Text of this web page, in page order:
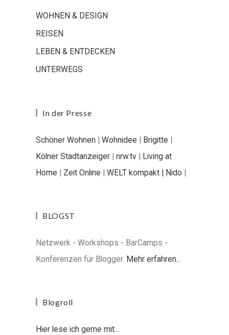
WOHNEN & DESIGN
REISEN
LEBEN & ENTDECKEN
UNTERWEGS
In der Presse
Schöner Wohnen | Wohnidee | Brigitte |
Kölner Stadtanzeiger | nrw.tv | Living at
Home | Zeit Online | WELT kompakt | Nido |
BLOGST
Netzwerk - Workshops - BarCamps -
Konferenzen für Blogger. Mehr erfahren...
Blogroll
Hier lese ich gerne mit...